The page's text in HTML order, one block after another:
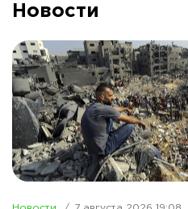
Новости